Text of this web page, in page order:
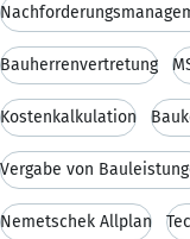
Bauherrenvertretung
Kostenkalkulation
Vergabe von
Nemetschek Allplan